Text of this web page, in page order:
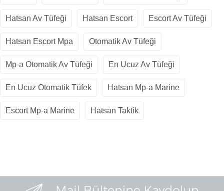
Hatsan Av Tüfeği Hatsan Escort Escort Av Tüfeği
Hatsan Escort Mpa Otomatik Av Tüfeği
Mp-a Otomatik Av Tüfeği En Ucuz Av Tüfeği
En Ucuz Otomatik Tüfek Hatsan Mp-a Marine
Escort Mp-a Marine Hatsan Taktik